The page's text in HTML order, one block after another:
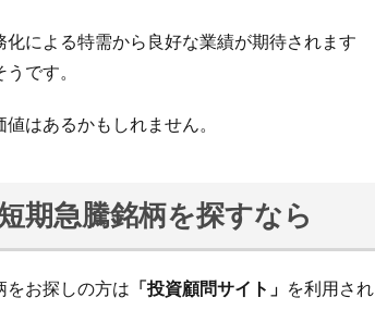
による特需から良好な業績が期待されます
です。
はあるかもしれません。
期急騰銘柄を探すなら
をお探しの方は 「投資顧問サイト」 を利用され